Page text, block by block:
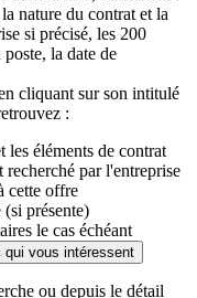
nature du contrat et la
si précisé, les 200
la date de
cliquant sur son intitulé
:
les éléments de contrat
par l'entreprise
cette offre
présente)
le cas échéant
vous intéressent
ou depuis le détail